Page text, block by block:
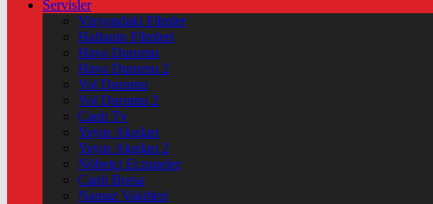
Servisler
Vizyondaki Filmler
Haftanin Filmleri
Hava Durumu
Hava Durumu 2
Yol Durumu
Yol Durumu 2
Canlı Tv
Yayın Akışları
Yayın Akışları 2
Nöbetçi Eczaneler
Canlı Borsa
Namaz Vakitleri